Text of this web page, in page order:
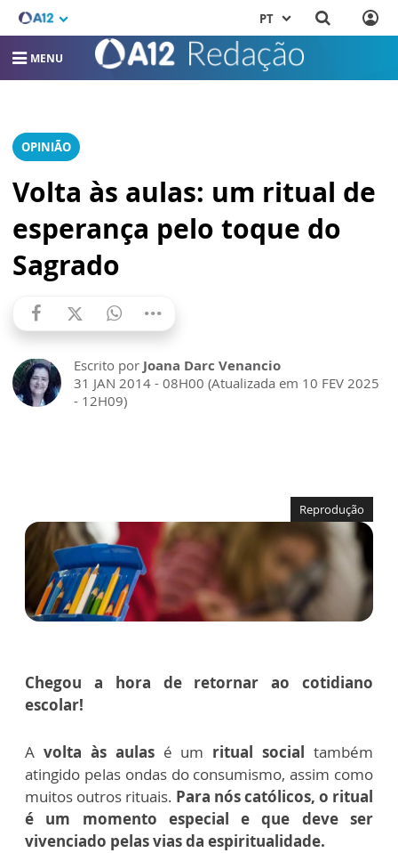
PT
MENU
OPINIÃO
Volta às aulas: um ritual de
esperança pelo toque do
Sagrado
Escrito por Joana Darc Venancio
31 JAN 2014 - 08H00 (Atualizada em 10 FEV 2025
- 12H09)
Reprodução
Chegou a hora de retornar ao cotidiano
escolar!
A volta às aulasé um ritual social também
atingido pelas ondas do consumismo, assim como
muitos outros rituais. Para nós católicos, o ritual
é um momento especial e que deve ser
vivenciado pelas vias da espiritualidade.